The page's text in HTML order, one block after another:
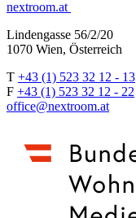
nextroom.at
Lindengasse 56/2/20
1070 Wien, Österreich
T +43 (1) 523 32 12 - 13
F +43 (1) 523 32 12 - 22
office@nextroom.at